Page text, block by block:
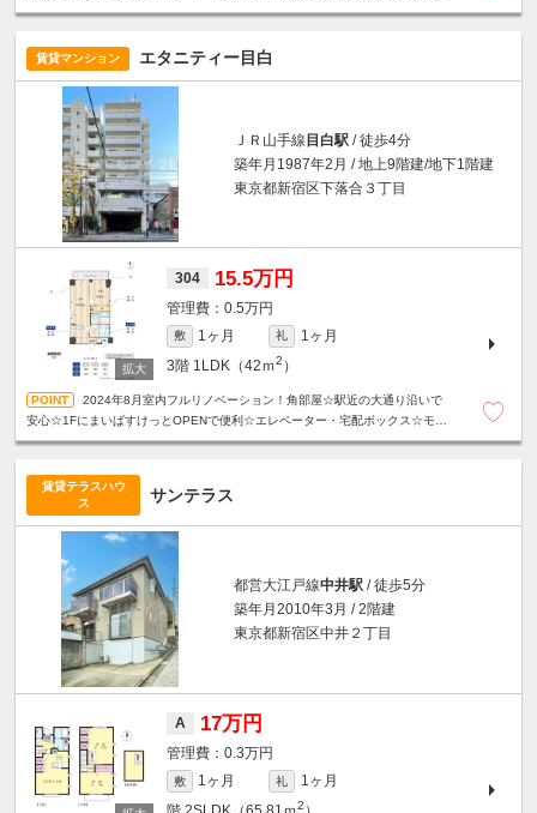
賃貸マンション エタニティー目白
ＪＲ山手線 目白駅 / 徒歩4分
築年月1987年2月 / 地上9階建/地下1階建
東京都新宿区下落合３丁目
304 15.5万円
0.5万円
敷 1ヶ月 礼
1ヶ月
3階 1LDK（42ｍ2 ）
2024年8月室内フルリノベーション！角部屋☆駅近の大通り沿いで
安心☆1FにまいばすけっとOPENで便利☆エレベーター・宅配ボックス☆モニ
賃貸テラスハウ
ス
サンテラス
都営大江戸線中井駅 / 徒歩5分
築年月2010年3月 / 2階建
東京都新宿区中井２丁目
A 17万円
0.3万円
敷 1ヶ月 礼
1ヶ月
2